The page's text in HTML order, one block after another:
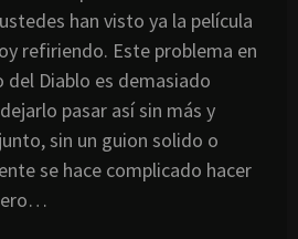
han visto ya la película
refiriendo. Este problema en
del Diablo es demasiado
pasar así sin más y
sin un guion solido o
se hace complicado hacer